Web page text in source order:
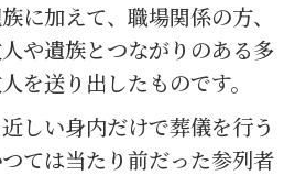
に加えて、職場関係の方、
や遺族とつながりのある多
を送り出したものです。
しい身内だけで葬儀を行う
ては当たり前だった参列者